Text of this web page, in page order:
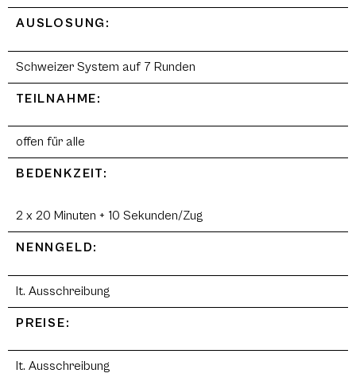
AUSLOSUNG:
Schweizer System auf 7 Runden
TEILNAHME:
offen für alle
BEDENKZEIT:
2 x 20 Minuten + 10 Sekunden/Zug
NENNGELD:
lt. Ausschreibung
PREISE:
lt. Ausschreibung